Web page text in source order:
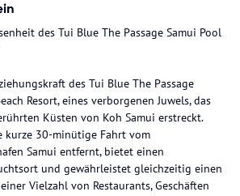
des Tui Blue The Passage Samui Pool
des Tui Blue The Passage
Resort, eines verborgenen Juwels, das
Küsten von Koh Samui erstreckt.
kurze 30-minütige Fahrt vom
Samui entfernt, bietet einen
und gewährleistet gleichzeitig einen
Vielzahl von Restaurants, Geschäften